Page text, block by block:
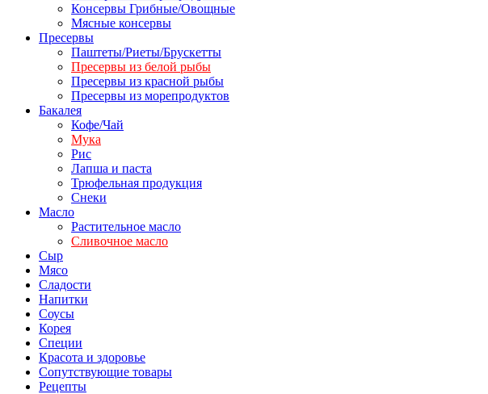
Консервы Грибные/Овощные
Мясные консервы
Пресервы
Паштеты/Риеты/Брускетты
Пресервы из белой рыбы
Пресервы из красной рыбы
Пресервы из морепродуктов
Бакалея
Кофе/Чай
Мука
Рис
Лапша и паста
Трюфельная продукция
Снеки
Масло
Растительное масло
Сливочное масло
Сыр
Мясо
Сладости
Напитки
Соусы
Корея
Специи
Красота и здоровье
Сопутствующие товары
Рецепты